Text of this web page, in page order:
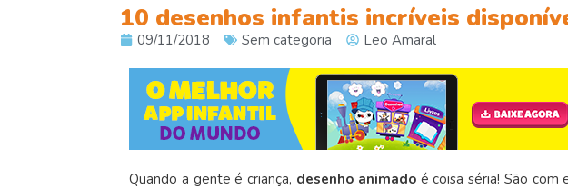
10 desenhos infantis incríveis
09/11/2018 Sem categoria Leo Amaral
Quando a gente é criança, desenho animadoé coisa séria! São com